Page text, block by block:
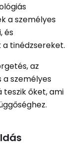
a személyes
és
tinédzsereket.
az
a személyes
teszik őket, ami